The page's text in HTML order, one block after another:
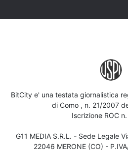
BitCity e' una testata giornalistica
di Como , n. 21/2007
Iscrizione ROC
G11 MEDIA S.R.L. - Sede Legale
22046 MERONE (CO) -